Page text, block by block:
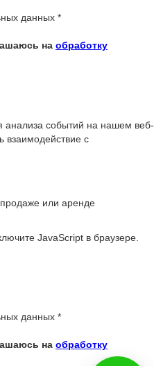
данных *
на обработку
анализа событий на нашем веб-
взаимодействие с
или аренде
JavaScript в браузере.
данных *
на обработку